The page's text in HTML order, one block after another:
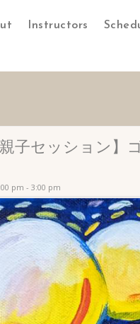
Instructors
親子セッション】
pm - 3:00 pm